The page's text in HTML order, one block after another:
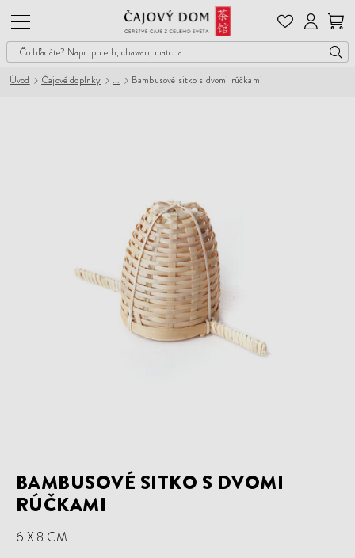
Čajový
Dom
Úvod Čajové doplnky Bambusové sitko s dvomi rúčkami
BAMBUSOVÉ SITKO S DVOMI
RÚČKAMI
6 X 8 CM